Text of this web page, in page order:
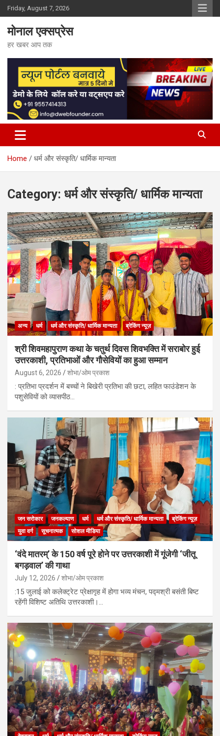
Skip
to
content
Friday, August 7, 2026
मोनाल एक्सप्रेस
हर खबर आप तक
Home धर्म और संस्कृति/ धार्मिक मान्यता
Category: धर्म और संस्कृति/ धार्मिक मान्यता
अन्य धर्म धर्म और संस्कृति/ धार्मिक मान्यता ब्रेकिंग न्यूज़
श्री शिवमहापुराण कथा के चतुर्थ दिवस शिवभक्ति में सराबोर हुई
उत्तरकाशी, प्रतिभाओं और गौसेवियों का हुआ सम्मान
August 6, 2026 शोभा/ओम प्रकाश
: प्रतिभा प्रदर्शन में बच्चों ने बिखेरी प्रतिभा की छटा, लहित फाउंडेशन के
पशुसेवियों को व्यासपीठ…
जन सरोकार जनकल्याण धर्म धर्म और संस्कृति/ धार्मिक मान्यता
ब्रेकिंग न्यूज़
युवा वर्ग
सूचनात्मक सोशल मीडिया
‘वंदे मातरम्’ के 150 वर्ष पूरे होने पर उत्तरकाशी में गूंजेगी ‘जीतू
बगड़वाल’ की गाथा
July 12, 2026 शोभा/ओम प्रकाश
:15 जुलाई को कलेक्ट्रेट प्रेक्षागृह में होगा भव्य मंचन, पद्मश्री बसंती बिष्ट
रहेंगी विशिष्ट अतिथि उत्तरकाशी।…